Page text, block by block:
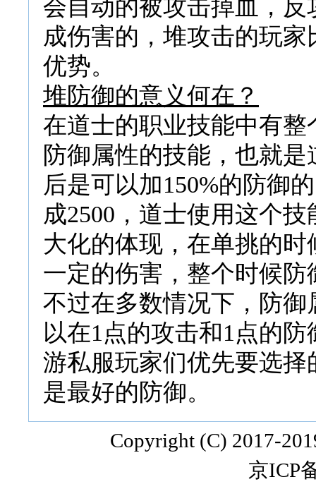
会自动的被攻击掉血，
成伤害的，堆攻击的玩
优势。
堆防御的意义何在？
在道士的职业技能中有
防御属性的技能，也就
后是可以加150%的防御
成2500，道士使用这个
大化的体现，在单挑的
一定的伤害，整个时候
不过在多数情况下，防
以在1点的攻击和1点的
游私服玩家们优先要选
是最好的防御。
Copyright (C) 2017-
京ICP